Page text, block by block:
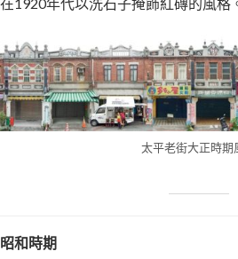
在1920年代以洗石子掩飾紅磚的風格
太平老街大正時期
昭和時期